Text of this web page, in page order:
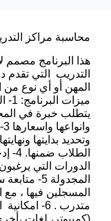
محاسبة مراكز
هذا البرنامج مصمم
التدريب التي
المهن أو أي نوع من
وتحديد بدايتها
الدورات التي
المجدولة 5-
المسجلين فيها ،
متدرب . 6-
(كمبيوتر، لغات